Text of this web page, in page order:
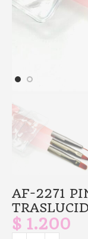
AF-2271
$ 1.200